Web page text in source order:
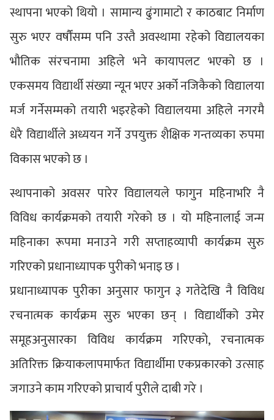
स्थापना भएको थियो । सामान्य ढुंगामाटो र काठबाट निर्माण
सुरु भएर वर्षौंसम्म पनि उस्तै अवस्थामा रहेको विद्यालयका
भौतिक संरचनामा अहिले भने कायापलट भएको छ ।
एकसमय विद्यार्थी संख्या न्यून भएर अर्को नजिकैको विद्यालया
मर्ज गर्नेसम्मको तयारी भइरहेको विद्यालयमा अहिले नगरमै
धेरै विद्यार्थीले अध्ययन गर्ने उपयुक्त शैक्षिक गन्तव्यका रुपमा
विकास भएको छ ।
स्थापनाको अवसर पारेर विद्यालयले फागुन महिनाभरि नै
विविध कार्यक्रमको तयारी गरेको छ । यो महिनालाई जन्म
महिनाका रूपमा मनाउने गरी सप्ताहव्यापी कार्यक्रम सुरु
गरिएको प्रधानाध्यापक पुरीको भनाइ छ ।
प्रधानाध्यापक पुरीका अनुसार फागुन ३ गतेदेखि नै विविध
रचनात्मक कार्यक्रम सुरु भएका छन् । विद्यार्थीको उमेर
समूहअनुसारका विविध कार्यक्रम गरिएको, रचनात्मक
अतिरिक्त क्रियाकलापमार्फत विद्यार्थीमा एकप्रकारको उत्साह
जगाउने काम गरिएको प्राचार्य पुरीले दाबी गरे ।